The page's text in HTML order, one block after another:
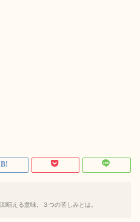
唱える意味。３つの苦しみとは。